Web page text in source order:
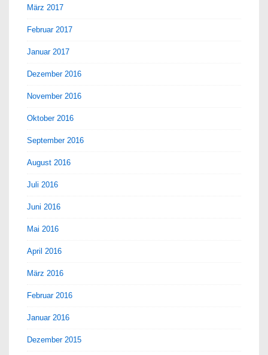
März 2017
Februar 2017
Januar 2017
Dezember 2016
November 2016
Oktober 2016
September 2016
August 2016
Juli 2016
Juni 2016
Mai 2016
April 2016
März 2016
Februar 2016
Januar 2016
Dezember 2015